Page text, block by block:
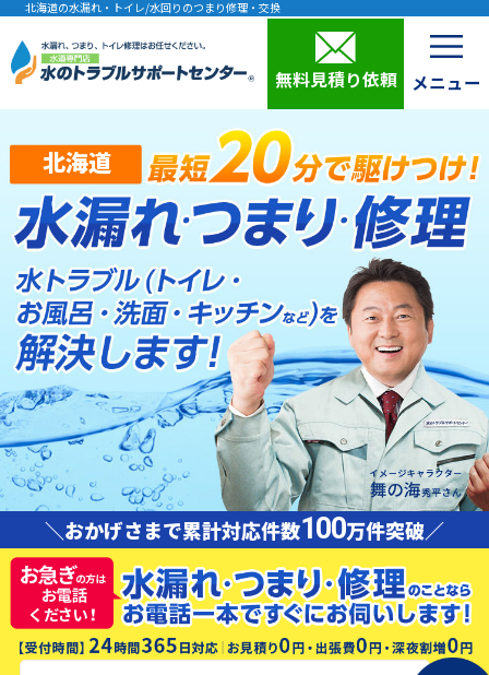
北海道の水漏れ・トイレ/水回りのつまり修理・交換
無料見積り依頼
北海道
＼おかげさまで累計対応件数100万件突破／